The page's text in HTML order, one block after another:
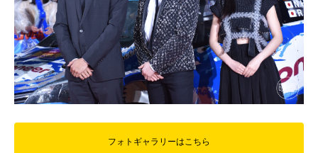
フォトギャラリーはこちら